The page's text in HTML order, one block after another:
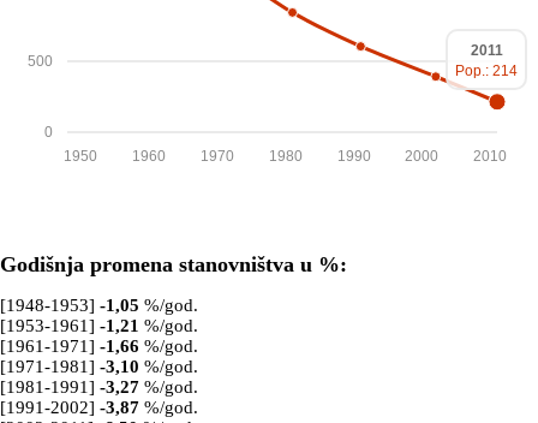
0
500
2010
2000
1990
1980
1970
1960
1950
2011
Pop.: 214
Godišnja promena stanovništva u %:
[1948-1953] -1,05 %/god.
[1953-1961] -1,21 %/god.
[1961-1971] -1,66 %/god.
[1971-1981] -3,10 %/god.
[1981-1991] -3,27 %/god.
[1991-2002] -3,87 %/god.